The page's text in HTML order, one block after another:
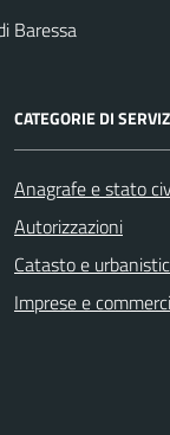
Baressa
CATEGORIE DI
Anagrafe e stato
Autorizzazioni
Catasto e
Imprese e